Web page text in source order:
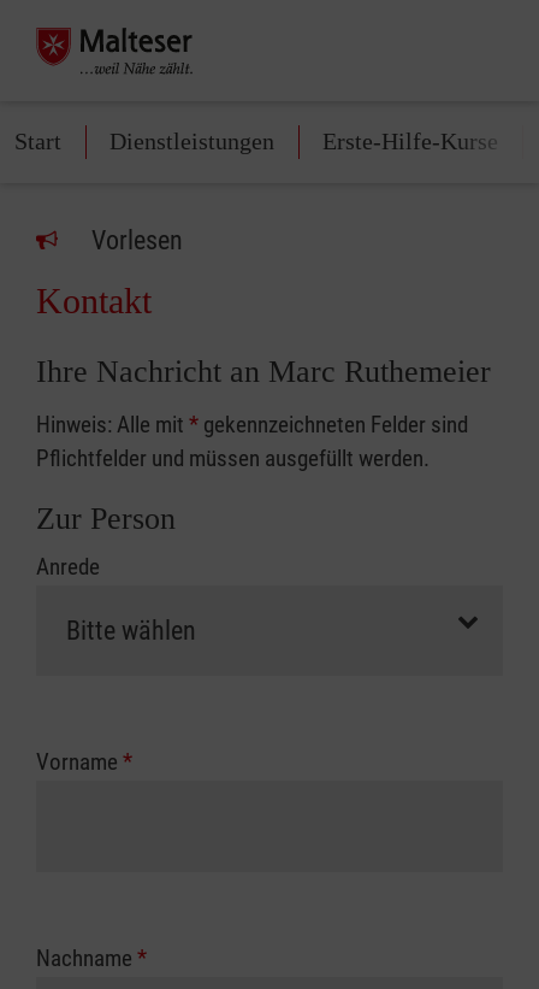
Start Dienstleistungen Erste-Hilfe-Kurse
Vorlesen
Kontakt
Ihre Nachricht an Marc Ruthemeier
Hinweis: Alle mit * gekennzeichneten Felder sind
Pflichtfelder und müssen ausgefüllt werden.
Zur Person
Anrede
Vorname *
Nachname *